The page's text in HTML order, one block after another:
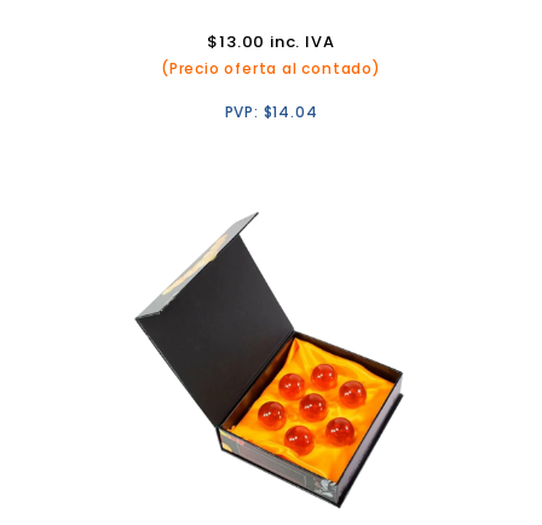
$13.00 inc. IVA
(Precio oferta al contado)
PVP: $14.04